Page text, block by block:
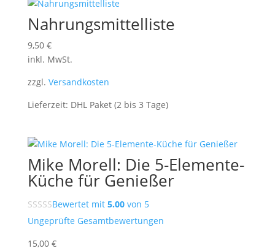
Nahrungsmittelliste
9,50 €
inkl. MwSt.
zzgl. Versandkosten
Lieferzeit: DHL Paket (2 bis 3 Tage)
Mike Morell: Die 5-Elemente-
Küche für Genießer
Bewertet mit 5.00von 5
Ungeprüfte Gesamtbewertungen
15,00 €